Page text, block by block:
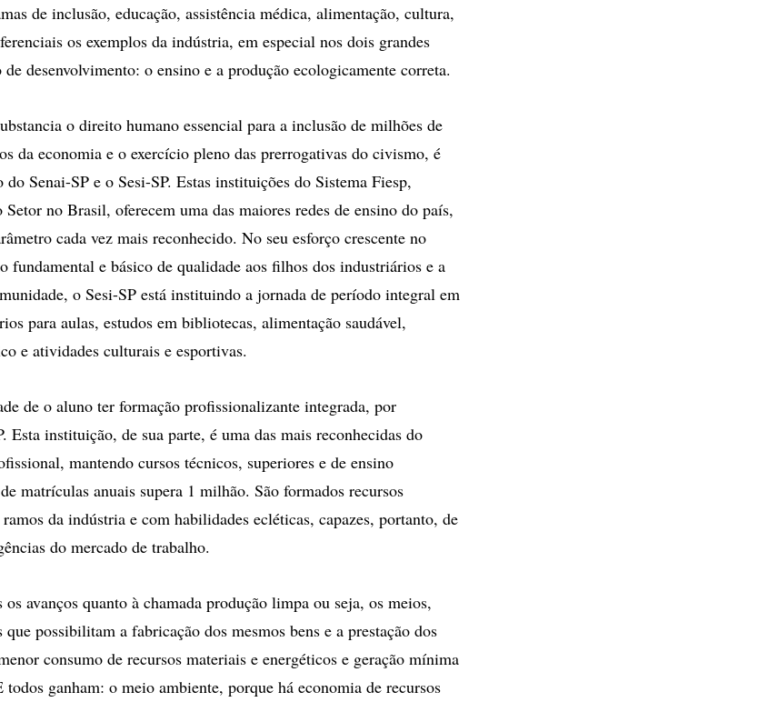
de inclusão, educação, assistência médica, alimentação, cultura,
os exemplos da indústria, em especial nos dois grandes
desenvolvimento: o ensino e a produção ecologicamente correta.
o direito humano essencial para a inclusão de milhões de
da economia e o exercício pleno das prerrogativas do civismo, é
Senai-SP e o Sesi-SP. Estas instituições do Sistema Fiesp,
Setor no Brasil, oferecem uma das maiores redes de ensino do país,
cada vez mais reconhecido. No seu esforço crescente no
fundamental e básico de qualidade aos filhos dos industriários e a
o Sesi-SP está instituindo a jornada de período integral em
para aulas, estudos em bibliotecas, alimentação saudável,
e atividades culturais e esportivas.
de o aluno ter formação profissionalizante integrada, por
Esta instituição, de sua parte, é uma das mais reconhecidas do
mantendo cursos técnicos, superiores e de ensino
matrículas anuais supera 1 milhão. São formados recursos
da indústria e com habilidades ecléticas, capazes, portanto, de
do mercado de trabalho.
os avanços quanto à chamada produção limpa ou seja, os meios,
que possibilitam a fabricação dos mesmos bens e a prestação dos
consumo de recursos materiais e energéticos e geração mínima
ganham: o meio ambiente, porque há economia de recursos